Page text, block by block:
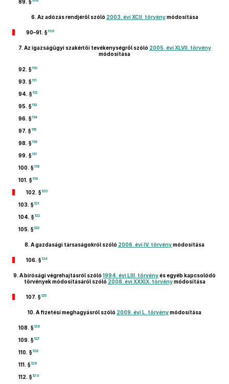
89. §
6. Az adózás rendjéről szóló 2003. évi XCII. törvénymódosítása
90–91. §109
7. Az igazságügyi szakértői tevékenységről szóló 2005. évi XLVII. törvény
módosítása
92. §110
93. §111
94. §112
95. §113
96. §114
97. §115
98. §116
99. §117
100. §118
101. §119
102. §120
103. §121
104. §122
105. §123
8. A gazdasági társaságokról szóló 2006. évi IV. törvénymódosítása
106. §124
9. A bírósági végrehajtásról szóló 1994. évi LIII. törvényés egyéb kapcsolódó
törvények módosításáról szóló 2008. évi XXXIX. törvénymódosítása
107. §125
10. A fizetési meghagyásról szóló 2009. évi L. törvénymódosítása
108. §126
109. §127
110. §128
111. §129
112. §130